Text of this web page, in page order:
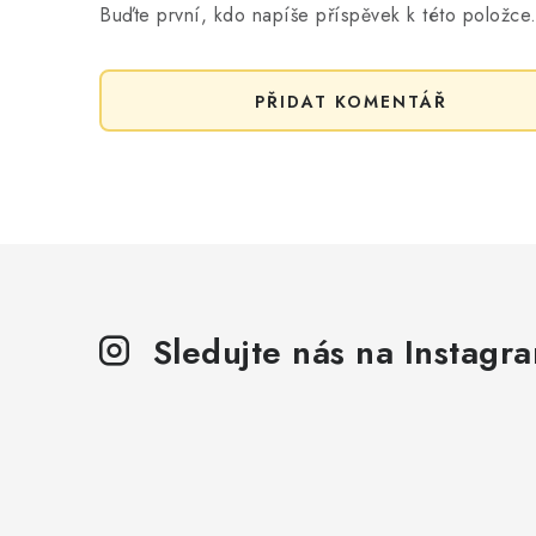
Buďte první, kdo napíše příspěvek k této položce.
PŘIDAT KOMENTÁŘ
Sledujte nás na